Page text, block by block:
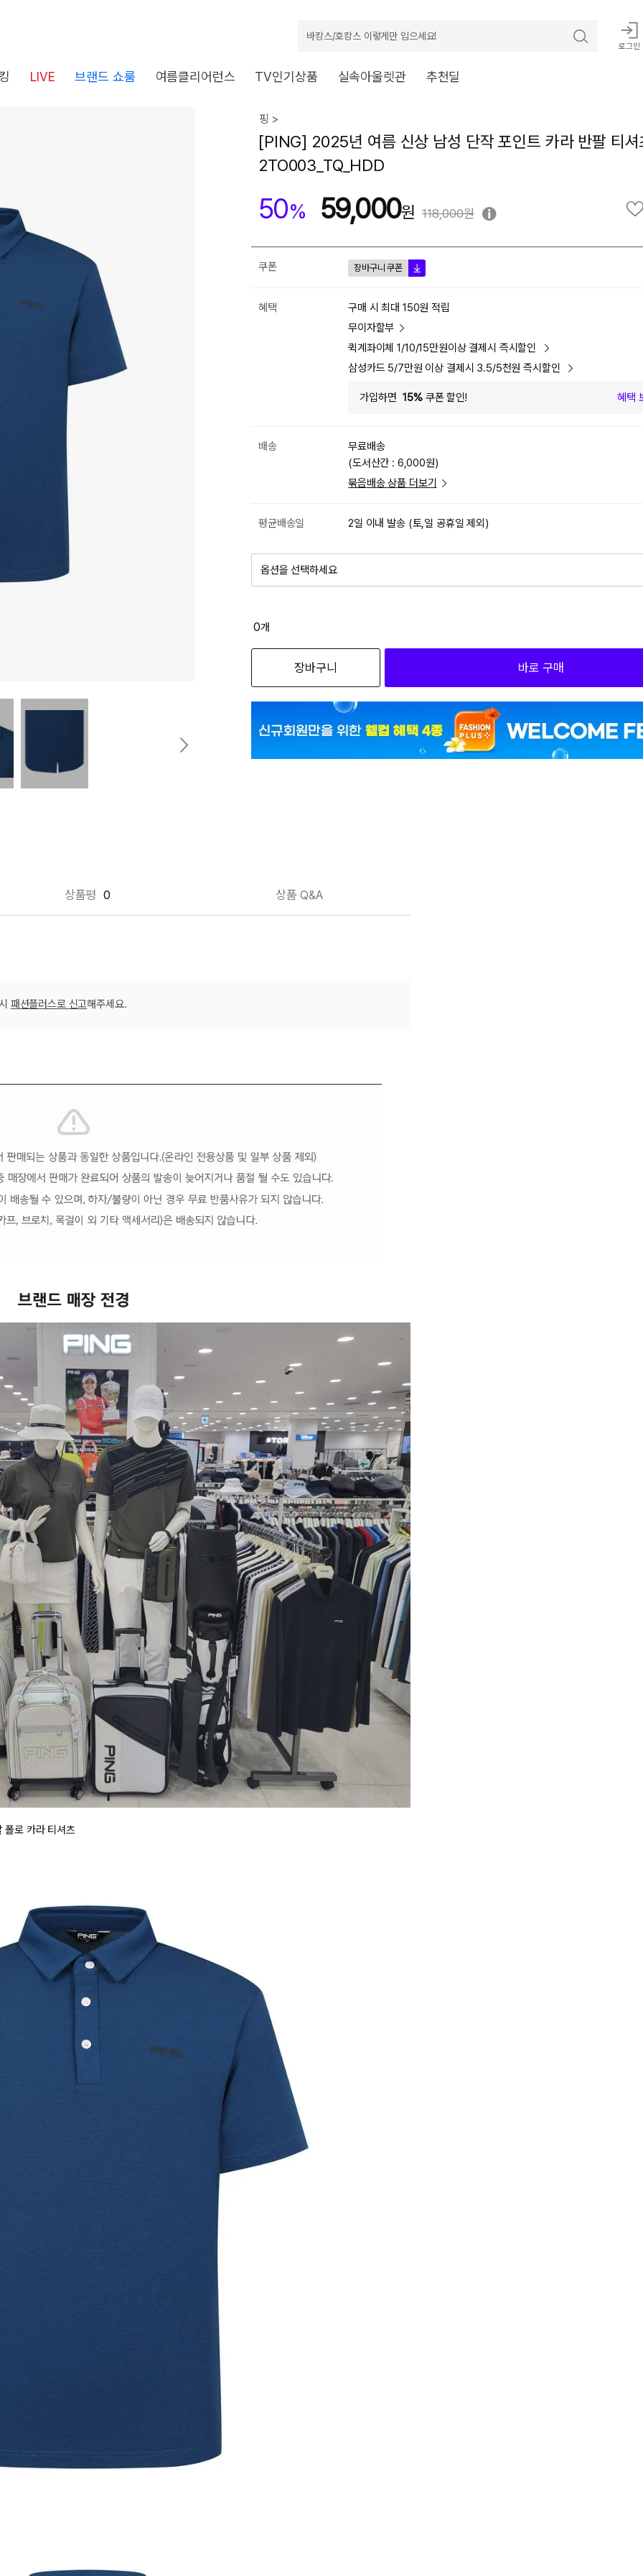
바캉스/호캉스 이렇게만 입으세요!
로그인
LIVE 브랜드 쇼룸 여름클리어런스 TV인기상품 실속아울렛관 추천딜
장바구니 쿠폰
가능 쿠폰
3,000원
[8월 모다아울렛위크] 3000원 장바구니 쿠폰
~2026-08-09 23:59
(D-0)
(결제금액 100,000원 이상, 최대할인 3,000원)
5,000원
[8월 아울렛위크] 5000원 장바구니 쿠폰
~2026-08-09 23:59
(D-0)
(결제금액 150,000원 이상, 최대할인 5,000원)
상품이에요
?
핑 >
[PING] 2025년 여름 신상 남성 단작 포인트 카라 반팔 티셔
2TO003_TQ_HDD
50% 59,000 118,000원
쿠폰 장바구니 쿠폰
혜택
구매 시 최대 150원 적립
무이자할부
퀵계좌이체 1/10/15만원이상 결제시 즉시할인
삼성카드 5/7만원 이상 결제시 3.5/5천원 즉시할인
가입하면 15%쿠폰 할인! 혜택
배송
무료배송
(도서산간 : 6,000원)
묶음배송 상품 더보기
평균배송일 2일 이내 발송 (토,일 공휴일 제외)
옵션을 선택하세요
TQ(터쿠아즈) 105
0개
장바구니 바로 구매
상품평 0 상품 Q&A